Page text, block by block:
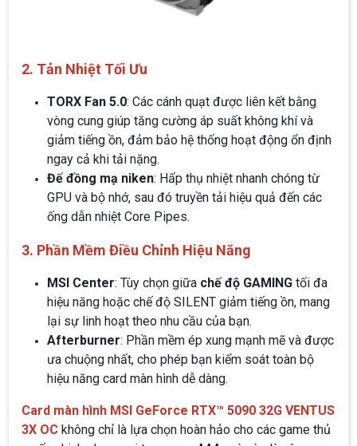
2. Tản Nhiệt Tối Ưu
TORX Fan 5.0: Các cánh quạt được liên kết bằng
vòng cung giúp tăng cường áp suất không khí và
giảm tiếng ồn, đảm bảo hệ thống hoạt động ổn định
ngay cả khi tải nặng.
Đế đồng mạ niken: Hấp thụ nhiệt nhanh chóng từ
GPU và bộ nhớ, sau đó truyền tải hiệu quả đến các
ống dẫn nhiệt Core Pipes.
3. Phần Mềm Điều Chỉnh Hiệu Năng
MSI Center: Tùy chọn giữa chế độ GAMING tối đa
hiệu năng hoặc chế độ SILENT giảm tiếng ồn, mang
lại sự linh hoạt theo nhu cầu của bạn.
Afterburner: Phần mềm ép xung mạnh mẽ và được
ưa chuộng nhất, cho phép bạn kiểm soát toàn bộ
hiệu năng card màn hình dễ dàng.
Card màn hình MSI GeForce RTX™ 5090 32G VENTUS
3X OC không chỉ là lựa chọn hoàn hảo cho các game thủ